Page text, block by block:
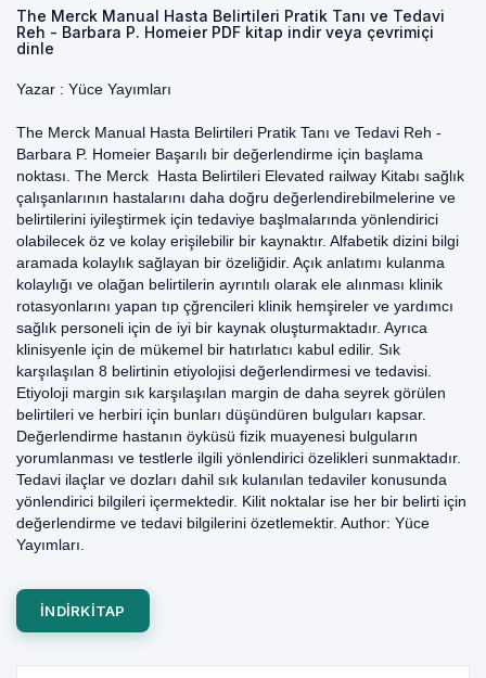
The Merck Manual Hasta Belirtileri Pratik Tanı ve Tedavi
Reh - Barbara P. Homeier PDF kitap indir veya çevrimiçi
dinle
Yazar : Yüce Yayımları
The Merck Manual Hasta Belirtileri Pratik Tanı ve Tedavi Reh -
Barbara P. Homeier Başarılı bir değerlendirme için başlama
noktası. The Merck Hasta Belirtileri Elevated railway Kitabı sağlık
çalışanlarının hastalarını daha doğru değerlendirebilmelerine ve
belirtilerini iyileştirmek için tedaviye başlmalarında yönlendirici
olabilecek öz ve kolay erişilebilir bir kaynaktır. Alfabetik dizini bilgi
aramada kolaylık sağlayan bir özeliğidir. Açık anlatımı kulanma
kolaylığı ve olağan belirtilerin ayrıntılı olarak ele alınması klinik
rotasyonlarını yapan tıp çğrencileri klinik hemşireler ve yardımcı
sağlık personeli için de iyi bir kaynak oluşturmaktadır. Ayrıca
klinisyenle için de mükemel bir hatırlatıcı kabul edilir. Sık
karşılaşılan 8 belirtinin etiyolojisi değerlendirmesi ve tedavisi.
Etiyoloji margin sık karşılaşılan margin de daha seyrek görülen
belirtileri ve herbiri için bunları düşündüren bulguları kapsar.
Değerlendirme hastanın öyküsü fizik muayenesi bulguların
yorumlanması ve testlerle ilgili yönlendirici özelikleri sunmaktadır.
Tedavi ilaçlar ve dozları dahil sık kulanılan tedaviler konusunda
yönlendirici bilgileri içermektedir. Kilit noktalar ise her bir belirti için
değerlendirme ve tedavi bilgilerini özetlemektir. Author: Yüce
Yayımları.
INDIRKITAP